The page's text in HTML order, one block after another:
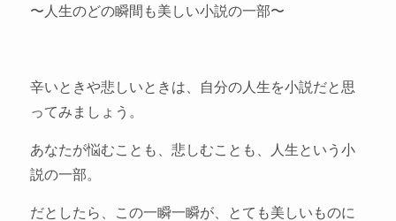
〜人生のどの瞬間も美しい小説の一部〜
辛いときや悲しいときは、自分の人生を小説だと思
ってみましょう。
あなたが悩むことも、悲しむことも、人生という小
説の一部。
だとしたら、この一瞬一瞬が、とても美しいものに